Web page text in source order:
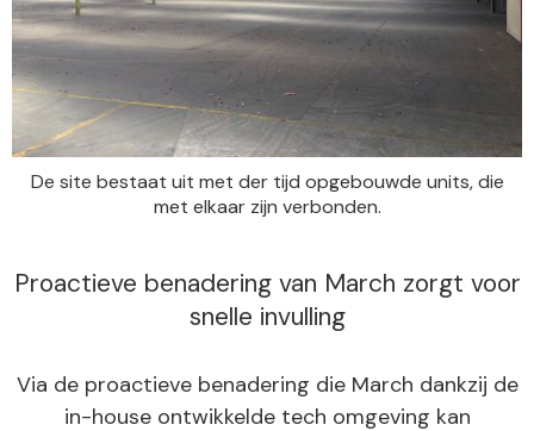
De site bestaat uit met der tijd opgebouwde units, die
met elkaar zijn verbonden.
Proactieve benadering van March zorgt voor
snelle invulling
Via de proactieve benadering die March dankzij de
in-house ontwikkelde tech omgeving kan